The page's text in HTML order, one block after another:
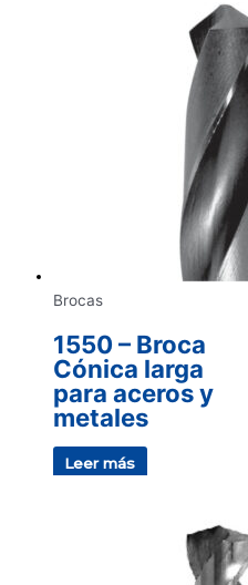
Brocas
1550 – Broca
Cónica larga
para aceros y
metales
Leer más